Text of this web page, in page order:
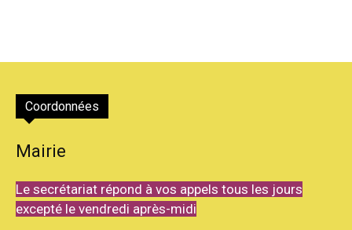
Coordonnées
Mairie
Le secrétariat répond à vos appels tous les jours
excepté le vendredi après-midi